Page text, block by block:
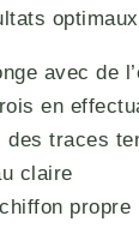
avec de
en
traces
claire